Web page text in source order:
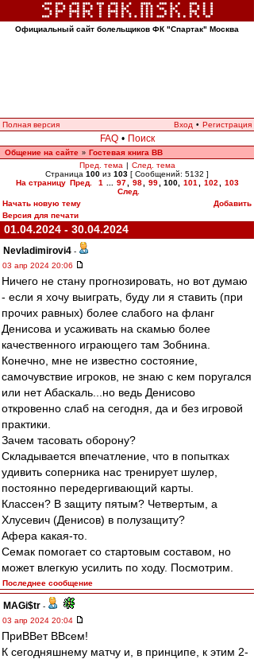
Официальный сайт болельщиков ФК "Спартак" Москва
Полная версия Вход • Регистрация
FAQ • Поиск
Общение на сайте » Гостевая книга ВВ
Пред. тема | След. тема
Страница 100 из 103 [ Сообщений: 5132 ]
На страницу Пред. 1 97 98 99 100, 101 102
103
След.
Начать новую тему
Добавить
Версия для печати
01.04.2024 - 30.04.2024
Nevladimirovi4 -
03 апр 2024 20:06
Ничего не стану прогнозировать, но вот думаю
- если я хочу выиграть, буду ли я ставить (при
прочих равных) более слабого на фланг
Денисова и усаживать на скамью более
качественного играющего там Зобнина.
Конечно, мне не известно состояние,
самочувствие игроков, не знаю с кем поругался
или нет Абаскаль...но ведь Денисово
откровенно слаб на сегодня, да и без игровой
практики.
Зачем тасовать оборону?
Складывается впечатление, что в попытках
удивить соперника нас тренирует шулер,
постоянно передергивающий карты.
Классен? В защиту пятым? Четвертым, а
Хлусевич (Денисов) в полузащиту?
Афера какая-то.
Семак помогает со стартовым составом, но
может влегкую усилить по ходу. Посмотрим.
Последнее сообщение
MAGi$tr -
03 апр 2024 20:04
ПриВВет ВВсем!
К сегодняшнему матчу и, в принципе, к этим 2-